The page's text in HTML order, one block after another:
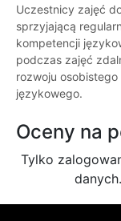
Uczestnicy zajęć
sprzyjającą
kompetencji
podczas zajęć
rozwoju
językowego.
Oceny na
Tylko
danych.